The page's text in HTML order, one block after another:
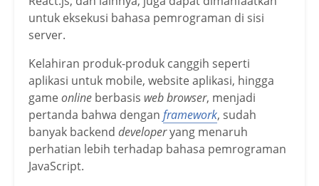
untuk eksekusi bahasa pemrograman di sisi
server.
Kelahiran produk-produk canggih seperti
aplikasi untuk mobile, website aplikasi, hingga
gameonline berbasis web browser, menjadi
pertanda bahwa dengan framework, sudah
banyak backend developeryang menaruh
perhatian lebih terhadap bahasa pemrograman
JavaScript.